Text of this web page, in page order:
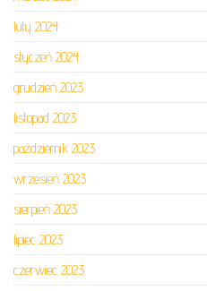
luty 2024
styczeń 2024
grudzień 2023
listopad 2023
październik 2023
wrzesień 2023
sierpień 2023
lipiec 2023
czerwiec 2023